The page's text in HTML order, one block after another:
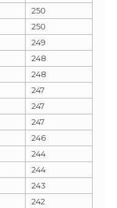
250
250
249
248
248
247
247
247
246
244
244
243
242